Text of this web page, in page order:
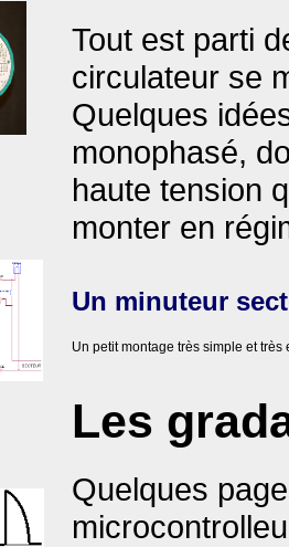
Tout est parti
circulateur se
Quelques
monophasé,
haute tension
monter en
Un minuteur
Un petit montage très simple et très
Les
Quelques